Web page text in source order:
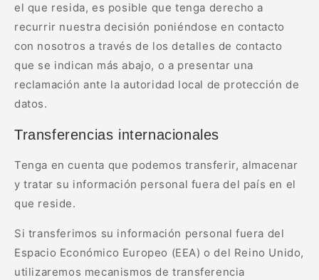
el que resida, es posible que tenga derecho a
recurrir nuestra decisión poniéndose en contacto
con nosotros a través de los detalles de contacto
que se indican más abajo, o a presentar una
reclamación ante la autoridad local de protección de
datos.
Transferencias internacionales
Tenga en cuenta que podemos transferir, almacenar
y tratar su información personal fuera del país en el
que reside.
Si transferimos su información personal fuera del
Espacio Económico Europeo (EEA) o del Reino Unido,
utilizaremos mecanismos de transferencia